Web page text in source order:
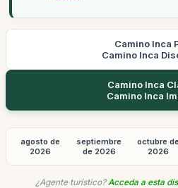
Camino Inca
Camino Inca
Camino Inca
Camino Inca
agosto de
2026
septiembre
de 2026
octubre
2026
¿Agente turístico?Acceda a esta